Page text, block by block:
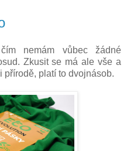
nemám vůbec žádné
Zkusit se má ale vše a
platí to dvojnásob.